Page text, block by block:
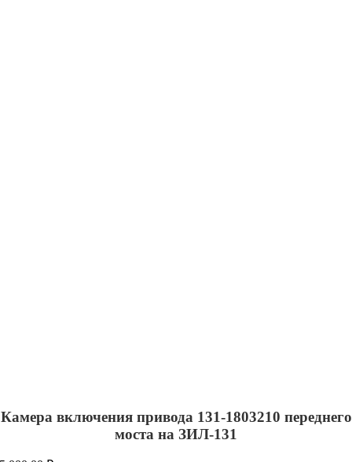
Камера включения привода 131-1803210 переднего
моста на ЗИЛ-131